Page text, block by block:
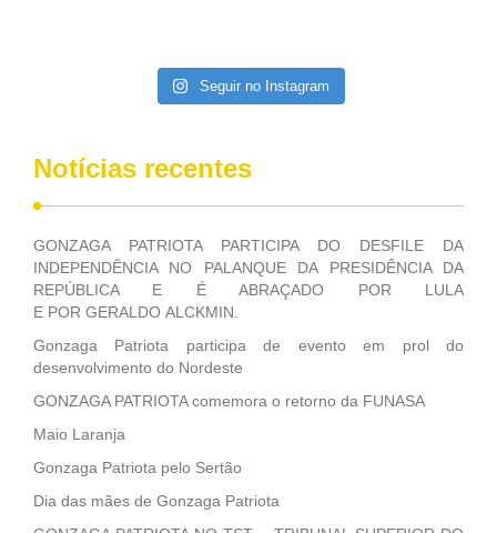
Seguir no Instagram
Notícias recentes
GONZAGA PATRIOTA PARTICIPA DO DESFILE DA
INDEPENDÊNCIA NO PALANQUE DA PRESIDÊNCIA DA
REPÚBLICA E É ABRAÇADO POR LULA
E POR GERALDO ALCKMIN.
Gonzaga Patriota participa de evento em prol do
desenvolvimento do Nordeste
GONZAGA PATRIOTA comemora o retorno da FUNASA
Maio Laranja
Gonzaga Patriota pelo Sertão
Dia das mães de Gonzaga Patriota